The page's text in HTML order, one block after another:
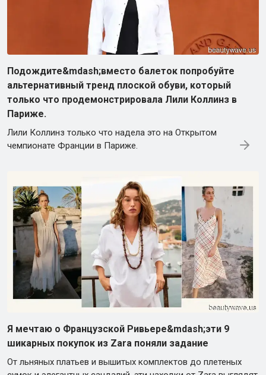
Подождите&mdash;вместо балеток попробуйте
альтернативный тренд плоской обуви, который
только что продемонстрировала Лили Коллинз в
Париже.
Лили Коллинз только что надела это на Открытом
чемпионате Франции в Париже.
Я мечтаю о Французской Ривьере&mdash;эти 9
шикарных покупок из Zara поняли задание
От льняных платьев и вышитых комплектов до плетеных